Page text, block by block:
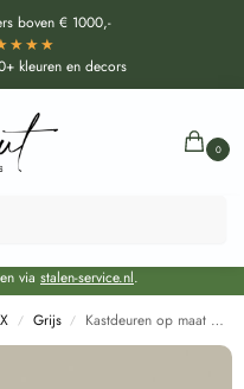
boven € 1000,-
kleuren en decors
0
momenteel een EXTRA
de reguliere levertijd.
via stalen-service.nl.
/ Grijs / Kastdeuren op maat Kasjmiergrijs (U12168) voor IKEA PAX